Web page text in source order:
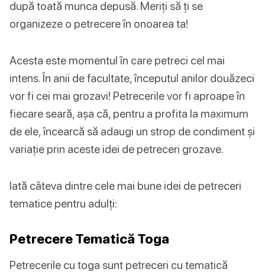
după toată munca depusă. Meriți să ți se
organizeze o petrecere în onoarea ta!
Acesta este momentul în care petreci cel mai
intens. În anii de facultate, începutul anilor douăzeci
vor fi cei mai grozavi! Petrecerile vor fi aproape în
fiecare seară, așa că, pentru a profita la maximum
de ele, încearcă să adaugi un strop de condiment și
variație prin aceste idei de petreceri grozave.
Iată câteva dintre cele mai bune idei de petreceri
tematice pentru adulți:
Petrecere Tematică Toga
Petrecerile cu toga sunt petreceri cu tematică